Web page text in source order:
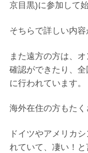
京目黒)に参加して
そちらで詳しい内容
また遠方の方は、
確認ができたり、
に行われています。
海外在住の方もたく
ドイツやアメリカ
れていて、凄い！と